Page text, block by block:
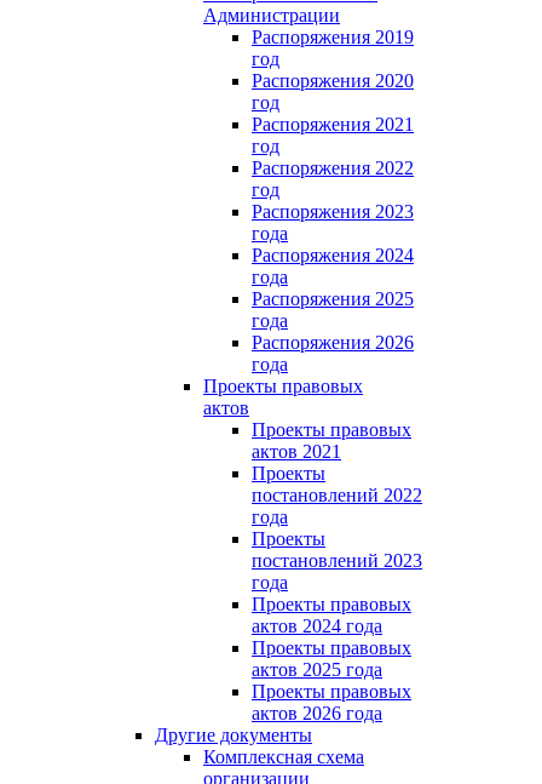
Администрации
Распоряжения 2019
год
Распоряжения 2020
год
Распоряжения 2021
год
Распоряжения 2022
год
Распоряжения 2023
года
Распоряжения 2024
года
Распоряжения 2025
года
Распоряжения 2026
года
Проекты правовых
актов
Проекты правовых
актов 2021
Проекты
постановлений 2022
года
Проекты
постановлений 2023
года
Проекты правовых
актов 2024 года
Проекты правовых
актов 2025 года
Проекты правовых
актов 2026 года
Другие документы
Комплексная схема
организации